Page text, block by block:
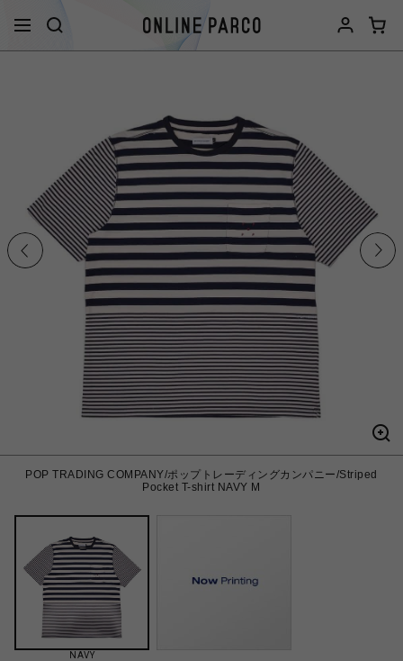
POP TRADING COMPANY/ポップトレーディングカンパニー/Striped
Pocket T-shirt NAVY M
NAVY